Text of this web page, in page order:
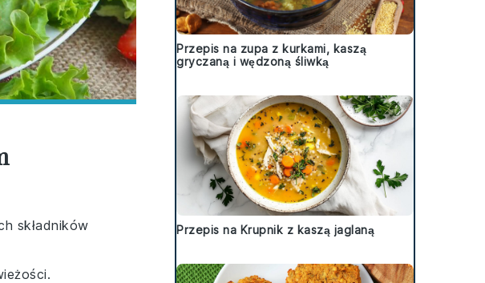
składników
Przepis na zupa z kurkami, kaszą
gryczaną i wędzoną śliwką
Przepis na Krupnik z kaszą jaglaną